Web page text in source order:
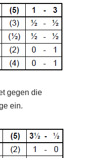
gegen die
ein.